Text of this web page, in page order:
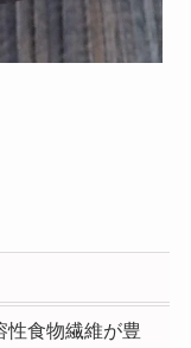
性食物繊維が豊